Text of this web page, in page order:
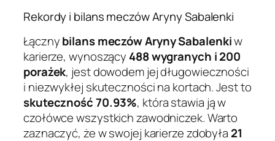
Rekordy i bilans meczów Aryny Sabalenki
Łącznybilans meczów Aryny Sabalenkiw
karierze, wynoszący 488 wygranych i 200
porażek, jest dowodem jej długowieczności
i niezwykłej skuteczności na kortach. Jest to
skuteczność 70.93%, która stawia ją w
czołówce wszystkich zawodniczek. Warto
zaznaczyć, że w swojej karierze zdobyła 21